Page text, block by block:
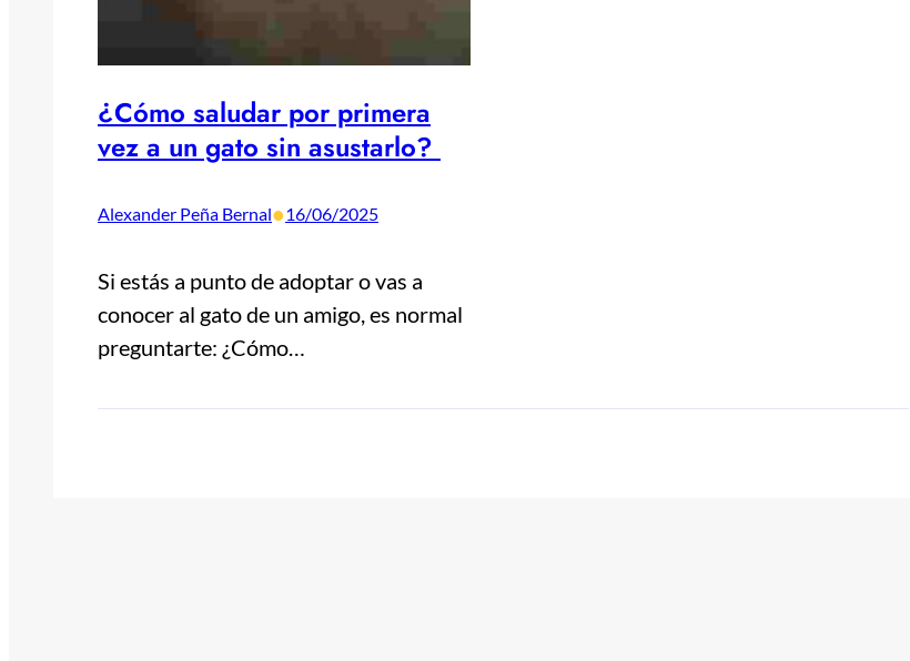
¿Cómo saludar por primera
vez a un gato sin asustarlo?
Alexander Peña Bernal•16/06/2025
Si estás a punto de adoptar o vas a
conocer al gato de un amigo, es normal
preguntarte: ¿Cómo…